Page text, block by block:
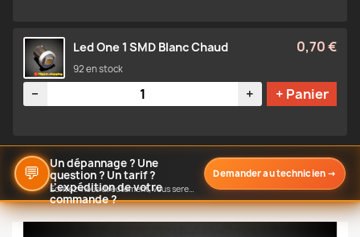
Led One 1 SMD Blanc Chaud 0,70 €
92 en stock
− + + Panier
💬
Un dépannage ? Une
question ? Un tarif ?
L'expédition de votre
commande ?
Écrivez-nous directement, vous serez notifié de notre réponse
Demander au technicien →